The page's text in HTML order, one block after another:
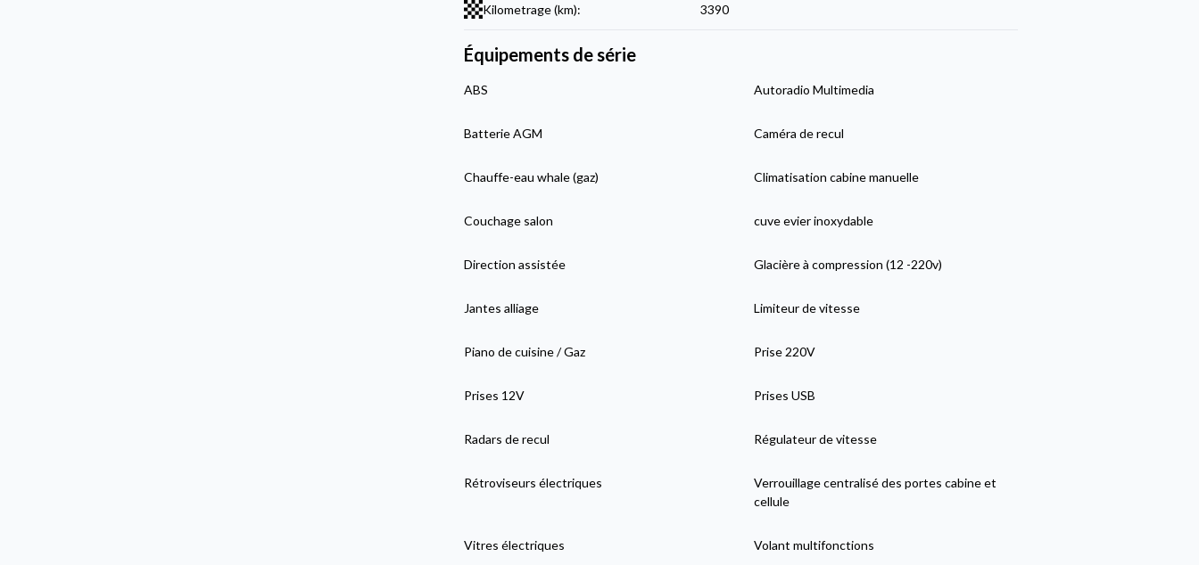
Kilometrage (km): 3390
Équipements de série
ABS Autoradio Multimedia
Batterie AGM Caméra de recul
Chauffe-eau whale (gaz) Climatisation cabine manuelle
Couchage salon cuve evier inoxydable
Direction assistée Glacière à compression (12 -220v)
Jantes alliage Limiteur de vitesse
Piano de cuisine / Gaz Prise 220V
Prises 12V Prises USB
Radars de recul Régulateur de vitesse
Rétroviseurs électriques
Verrouillage centralisé des portes cabine et
cellule
Vitres électriques Volant multifonctions